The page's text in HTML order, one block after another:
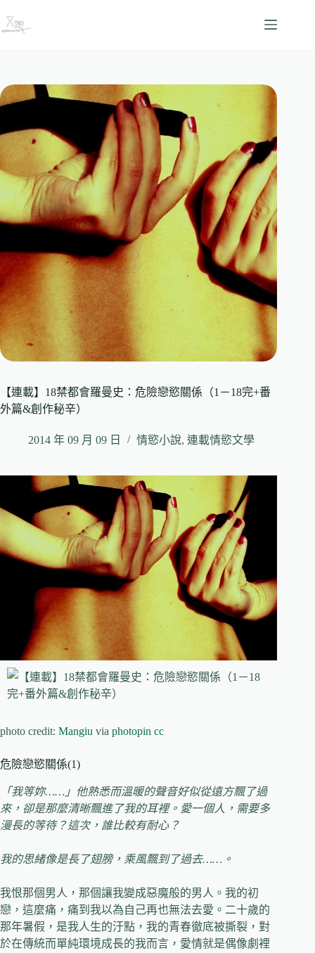
至
容
【連載】18禁都會羅曼史：危險戀慾關係（1－18完+番
外篇&創作秘辛）
2014 年 09 月 09 日 情慾小說, 連載情慾文學
photo credit: Mangiu via photopin cc
危險戀慾關係(1)
「我等妳…… 」他熟悉而溫暖的聲音好似從遠方飄了過
來，卻是那麼清晰飄進了我的耳裡。愛一個人，需要多
漫長的等待？這次，誰比較有耐心？
我的思緒像是長了翅膀，乘風飄到了過去…… 。
我恨那個男人，那個讓我變成惡魔般的男人。我的初
戀，這麼痛，痛到我以為自己再也無法去愛。二十歲的
那年暑假，是我人生的汙點，我的青春徹底被撕裂，對
於在傳統而單純環境成長的我而言，愛情就是偶像劇裡